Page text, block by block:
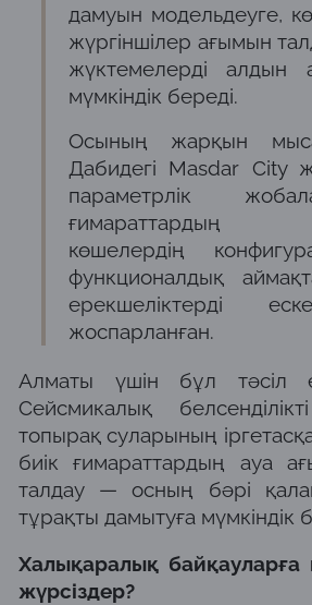
дамуын модельдеуге,
жүргіншілер ағымын
жүктемелерді алдын
мүмкіндік береді.
Осының жарқын
Дабидегі Masdar City
параметрлік
ғимараттардың
көшелердің
функционалдық
ерекшеліктерді
жоспарланған.
Алматы үшін бұл тәсіл
Сейсмикалық
топырақ суларының
биік ғимараттардың ауа
талдау — осның бәрі
тұрақты дамытуға мүмкіндік
Халықаралық байқауларға
жүрсіздер?